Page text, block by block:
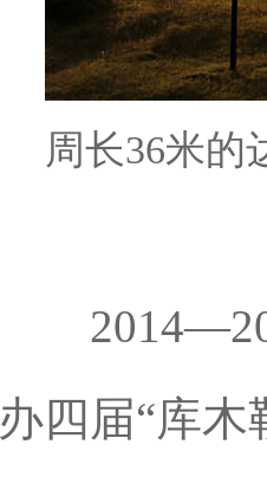
周长36米的
办四届“库